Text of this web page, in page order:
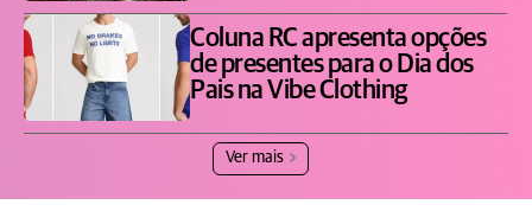
Coluna RC apresenta opções
de presentes para o Dia dos
Pais na Vibe Clothing
Ver mais